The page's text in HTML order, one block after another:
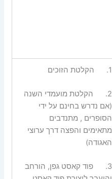
1. הקלטת הזוכים
2.
הקלטת מועמדי השנה
(אם נדרש בחינם על ידי
הסופרים , מתנדבים
מתאימים והפצה דרך ערוצי
האגודה)
3.
פוד קאסט גפן, הורחב